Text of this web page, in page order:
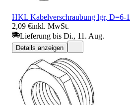
HKL Kabelverschraubung lgr, D=6-
2,09 €inkl. MwSt.
Lieferung bis Di., 11. Aug.
Details anzeigen